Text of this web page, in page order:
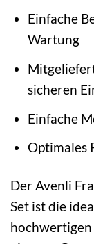
Einfache
Wartung
sicheren
Einfache
Optimales
Der Avenli
Set ist die